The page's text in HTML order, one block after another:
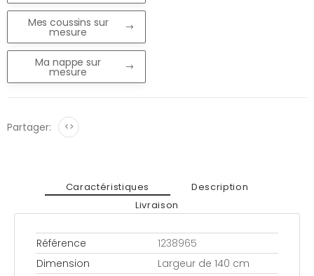
Mes coussins sur
mesure
Ma nappe sur
mesure
Partager: <>
Caractéristiques
Description
Livraison
Référence
1238965
Dimension
Largeur de 140 cm